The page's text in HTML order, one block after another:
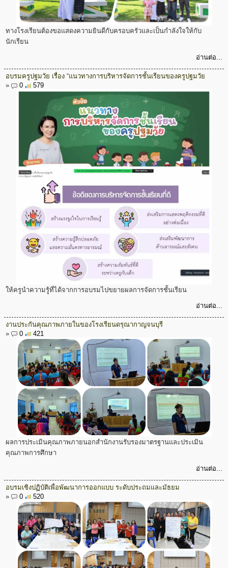
ทางโรงเรียนต้องขอแสดงความยินดีกับครอบครัวและเป็นกำลังใจให้กับ
นักเรียน
อ่านต่อ...
อบรมครูปฐมวัย เรื่อง “แนวทางการบริหารจัดการชั้นเรียนของครูปฐมวัย
»
0 579
ให้ครูนำความรู้ที่ได้จากการอบรมไปขยายผลการจัดการชั้นเรียน
อ่านต่อ...
งานประกันคุณภาพภายในของโรงเรียนดรุณากาญจนบุรี
»
0 421
ผลการประเมินคุณภาพภายนอกสำนักงานรับรองมาตรฐานและประเมิน
คุณภาพการศึกษา
อ่านต่อ...
อบรมเชิงปฏิบัติเพื่อพัฒนาการออกแบบ ระดับประถมและมัธยม
»
0 520